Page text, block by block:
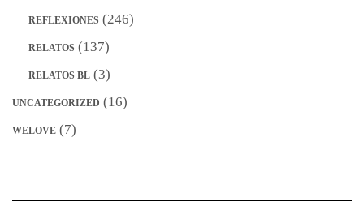
REFLEXIONES (246)
RELATOS (137)
RELATOS BL (3)
UNCATEGORIZED (16)
WELOVE (7)